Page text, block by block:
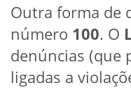
Outra forma de
número 100. O
denúncias (que
ligadas a